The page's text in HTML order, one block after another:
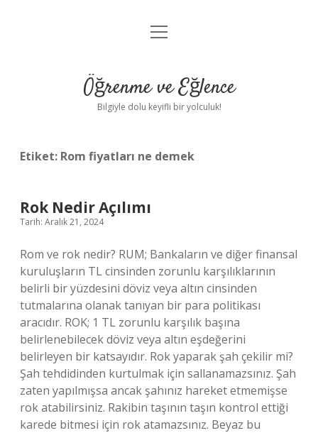
Anasayfa
Yasal Uyarı
menüyü
Öğrenme ve Eğlence
Bilgiyle dolu keyifli bir yolculuk!
Etiket: Rom fiyatları ne demek
Rok Nedir Açılımı
Tarih: Aralık 21, 2024
Rom ve rok nedir? RUM; Bankaların ve diğer finansal
kuruluşların TL cinsinden zorunlu karşılıklarının
belirli bir yüzdesini döviz veya altın cinsinden
tutmalarına olanak tanıyan bir para politikası
aracıdır. ROK; 1 TL zorunlu karşılık başına
belirlenebilecek döviz veya altın eşdeğerini
belirleyen bir katsayıdır. Rok yaparak şah çekilir mi?
Şah tehdidinden kurtulmak için sallanamazsınız. Şah
zaten yapılmışsa ancak şahınız hareket etmemişse
rok atabilirsiniz. Rakibin taşının taşın kontrol ettiği
karede bitmesi için rok atamazsınız. Beyaz bu